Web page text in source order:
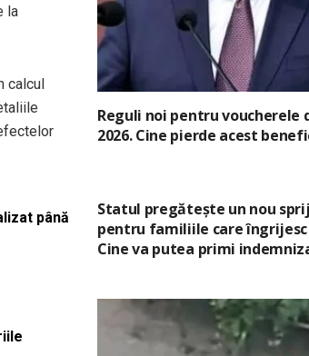
la
calcul
până
Reguli noi pentru voucherele
2026. Cine pierde acest
Statul pregătește un nou
pentru familiile care
Cine va putea primi